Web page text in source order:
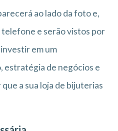
ao lado da foto e,
telefone e serão vistos por
em um
estratégia de negócios e
a sua loja de bijuterias